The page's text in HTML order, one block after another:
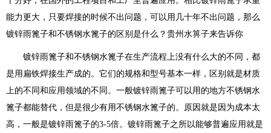
能力更大，只要焊接的时候不出问题，可以用几十年不出问题，那么
镀锌雨篦子和不锈钢水篦子的区别是什么？ 贵州水箅子来告诉你
镀锌雨篦子和不锈钢水篦子在生产流程上没有什么大的不同，都
是用扁铁焊接生产成的。它们的规格和型号基本一样，区别就是材质
上的不同和应用领域的不同。一般镀锌雨篦子可以用的地方不锈钢水
篦子都能替代，但是很少有用不锈钢水篦子的。原因就是因为成本太
高，一般是镀锌雨篦子的3-5倍。镀锌雨篦子之所以能够普遍应用就是